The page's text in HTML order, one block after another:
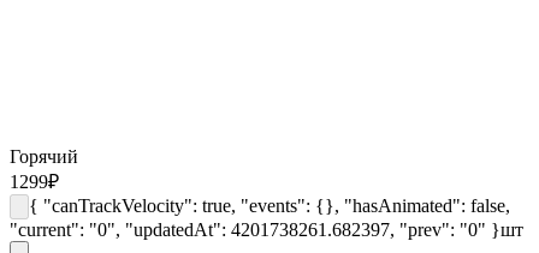
Горячий
1299₽
{ "canTrackVelocity": true, "events": {}, "hasAnimated": false,
"current": "0", "updatedAt": 4201738261.682397, "prev": "0" }шт